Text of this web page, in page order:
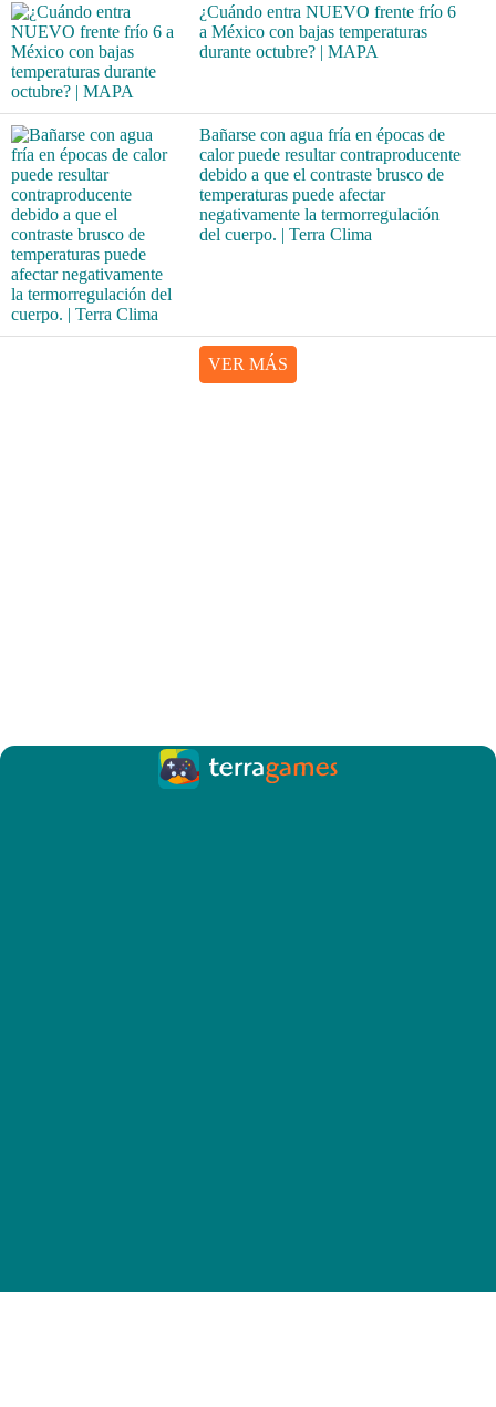
¿Cuándo entra NUEVO frente frío 6
a México con bajas temperaturas
durante octubre? | MAPA
Bañarse con agua fría en épocas de
calor puede resultar contraproducente
debido a que el contraste brusco de
temperaturas puede afectar
negativamente la termorregulación
del cuerpo. | Terra Clima
VER MÁS